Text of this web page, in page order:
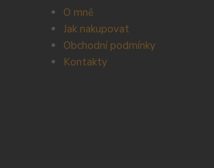
O mně
Jak nakupovat
Obchodní podmínky
Kontakty